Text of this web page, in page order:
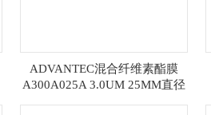
ADVANTEC混合纤维素酯膜
A300A025A 3.0UM 25MM直径